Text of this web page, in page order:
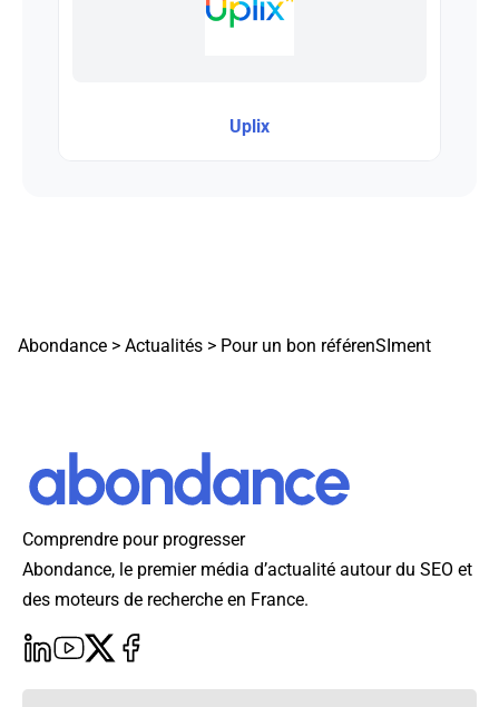
Uplix
Abondance > Actualités > Pour un bon référenSIment
Comprendre pour progresser
Abondance, le premier média d’actualité autour du SEO et
des moteurs de recherche en France.